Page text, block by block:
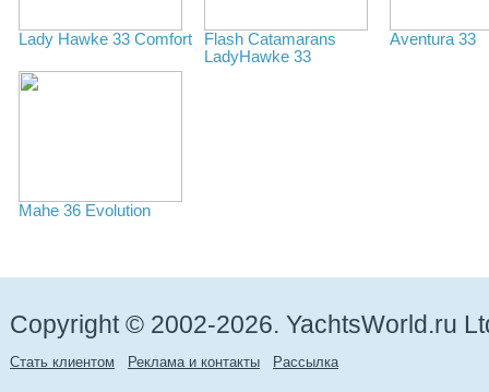
Lady Hawke 33 Comfort
Flash Catamarans
LadyHawke 33
Aventura 33
Mahe 36 Evolution
Copyright © 2002-2026. YachtsWorld.ru
Стать клиентом Реклама и контакты Рассылка